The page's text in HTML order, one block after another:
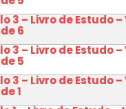
3 – Livro de Estudo –
6
3 – Livro de Estudo –
5
3 – Livro de Estudo –
1